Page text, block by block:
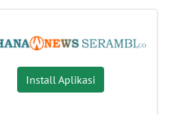
Install Aplikasi